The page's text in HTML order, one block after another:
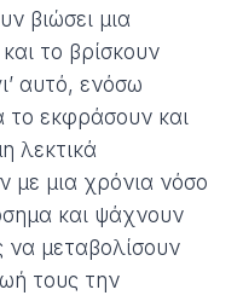
βιώσει μια
το βρίσκουν
αυτό, ενόσω
το εκφράσουν και
λεκτικά
με μια χρόνια νόσο
και ψάχνουν
να μεταβολίσουν
τους την